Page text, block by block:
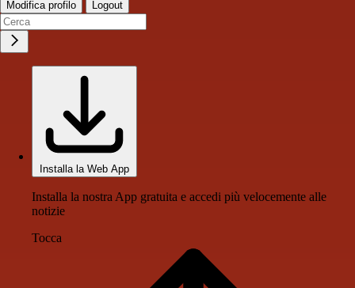
Modifica profilo Logout
Installa la Web App
Installa la nostra App gratuita e accedi più velocemente alle
notizie
Tocca